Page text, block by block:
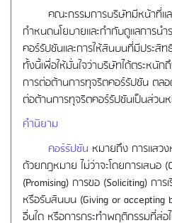
คณะกรรมการบริษัทมีหน้าที่แ
กำหนดนโยบายและกำกับดูแลการน
คอร์รัปชันและการให้สินบนที่มีประสิ
ทั้งนี้เพื่อให้มั่นใจว่าบริษัทได้ตระหนั
การต่อต้านการทุจริตคอร์รัปชัน ตล
ต่อต้านการทุจริตคอร์รัปชันเป็นส่ว
คำนิยาม
คอร์รัปชัน หมายถึง การแสวง
ด้วยกฎหมาย ไม่ว่าจะโดยการเสน
(Promising) การขอ (Soliciting) การ
หรือรับสินบน (Giving or accepting
อื่นใด หรือการกระทำพฤติกรรมที่ส่อ